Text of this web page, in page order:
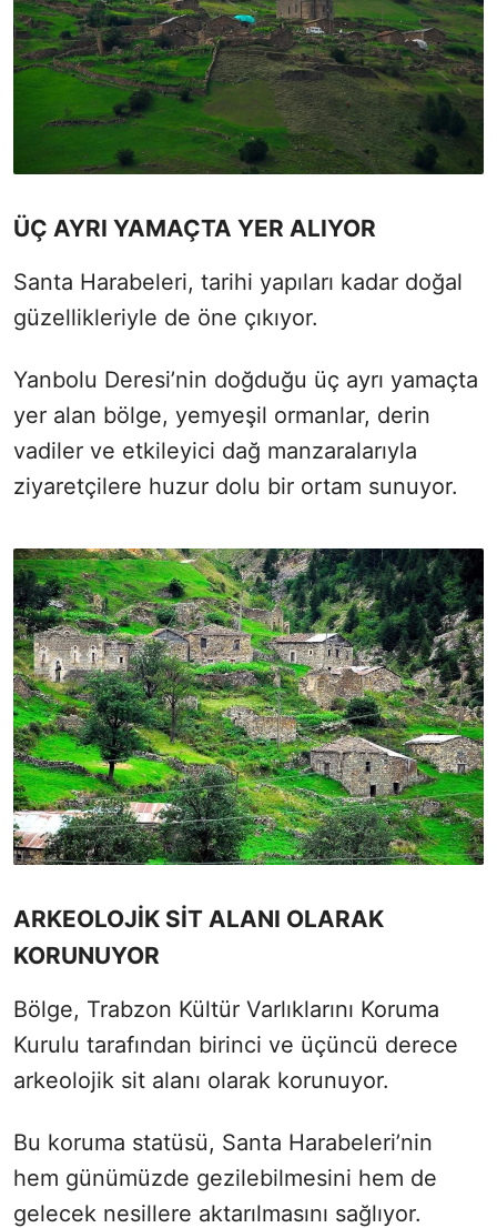
ÜÇ AYRI YAMAÇTA YER ALIYOR
Santa Harabeleri, tarihi yapıları kadar doğal
güzellikleriyle de öne çıkıyor.
Yanbolu Deresi’nin doğduğu üç ayrı yamaçta
yer alan bölge, yemyeşil ormanlar, derin
vadiler ve etkileyici dağ manzaralarıyla
ziyaretçilere huzur dolu bir ortam sunuyor.
ARKEOLOJİK SİT ALANI OLARAK
KORUNUYOR
Bölge, Trabzon Kültür Varlıklarını Koruma
Kurulu tarafından birinci ve üçüncü derece
arkeolojik sit alanı olarak korunuyor.
Bu koruma statüsü, Santa Harabeleri’nin
hem günümüzde gezilebilmesini hem de
gelecek nesillere aktarılmasını sağlıyor.